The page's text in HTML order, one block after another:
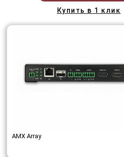
Купить в 1 клик
AMX Array